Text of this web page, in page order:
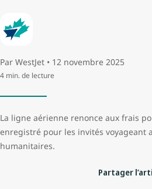
Par WestJet • 12 novembre 2025
4 min. de lecture
La ligne aérienne renonce aux frais
enregistré pour les invités voyageant
humanitaires.
Partager